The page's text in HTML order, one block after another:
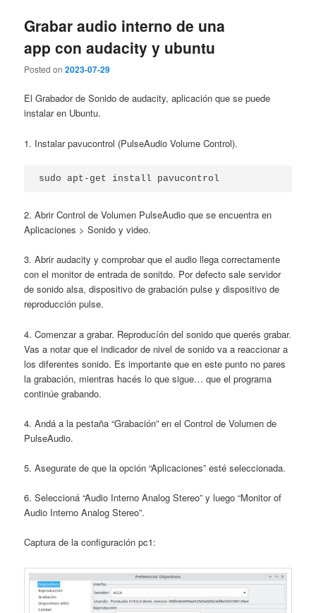
Grabar audio interno de una
app con audacity y ubuntu
Posted on2023-07-29
El Grabador de Sonido de audacity, aplicación que se puede
instalar en Ubuntu.
1. Instalar pavucontrol (PulseAudio Volume Control).
sudo apt-get install pavucontrol
2. Abrir Control de Volumen PulseAudio que se encuentra en
Aplicaciones > Sonido y video.
3. Abrir audacity y comprobar que el audio llega correctamente
con el monitor de entrada de sonitdo. Por defecto sale servidor
de sonido alsa, dispositivo de grabación pulse y dispositivo de
reproducción pulse.
4. Comenzar a grabar. Reproducíón del sonido que querés grabar.
Vas a notar que el indicador de nivel de sonido va a reaccionar a
los diferentes sonido. Es importante que en este punto no pares
la grabación, mientras hacés lo que sigue… que el programa
continúe grabando.
4. Andá a la pestaña “Grabación” en el Control de Volumen de
PulseAudio.
5. Asegurate de que la opción “Aplicaciones” esté seleccionada.
6. Seleccioná “Audio Interno Analog Stereo” y luego “Monitor of
Audio Interno Analog Stereo”.
Captura de la configuración pc1: